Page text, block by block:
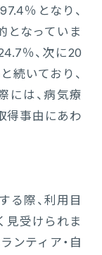
％となり、
となっていま
％、次に20
続いており、
には、病気療
得事由にあわ
る際、利用目
見受けられま
ンティア・自